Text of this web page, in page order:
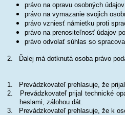
právo na opravu osobných
právo na vymazanie svojich
právo vzniesť námietku proti
právo na prenositeľnosť údajov
právo odvolať súhlas so
2. Ďalej má dotknutá osoba právo
1. Prevádzkovateľ prehlasuje, že
2. Prevádzkovateľ prijal technické
heslami, zálohou dát.
3. Prevádzkovateľ prehlasuje, že k